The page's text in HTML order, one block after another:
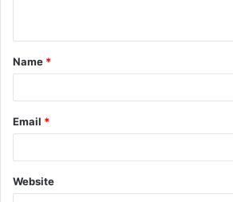
t
*
Name *
Email *
Website